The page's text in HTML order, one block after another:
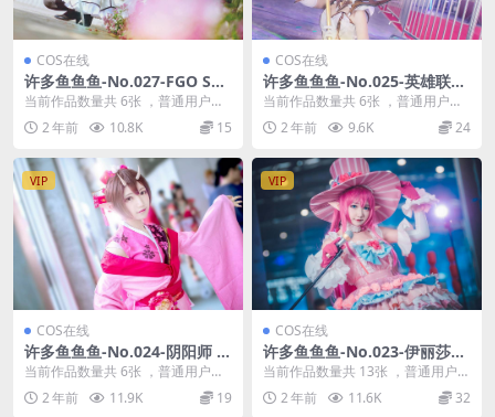
COS在线
许多鱼鱼鱼-No.027-FGO SAB
ER [6P]
当前作品数量共 6张 ，普通用户免
费查看前三张；会员全站免费看：
解锁会员权限许多...
2 年前 10.8K 15
COS在线
许多鱼鱼鱼-No.025-英雄联盟
光辉女郎拉克丝 [6P]
当前作品数量共 6张 ，普通用户免
费查看前三张；会员全站免费看：
解锁会员权限许多...
2 年前 9.6K 24
VIP
COS在线
许多鱼鱼鱼-No.024-阴阳师 桃
花妖 [6P]
当前作品数量共 6张 ，普通用户免
费查看前三张；会员全站免费看：
解锁会员权限许多...
2 年前 11.9K 19
VIP
COS在线
许多鱼鱼鱼-No.023-伊丽莎白
[13P]
当前作品数量共 13张 ，普通用户免
费查看前三张；会员全站免费看：
解锁会员权限许...
2 年前 11.6K 32